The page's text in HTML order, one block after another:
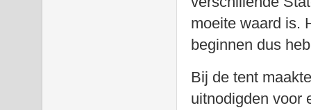
moeite waard is.
beginnen dus
Bij de tent
uitnodigden voor